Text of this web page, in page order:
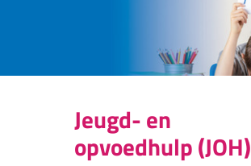
Jeugd- en
opvoedhulp (JOH)